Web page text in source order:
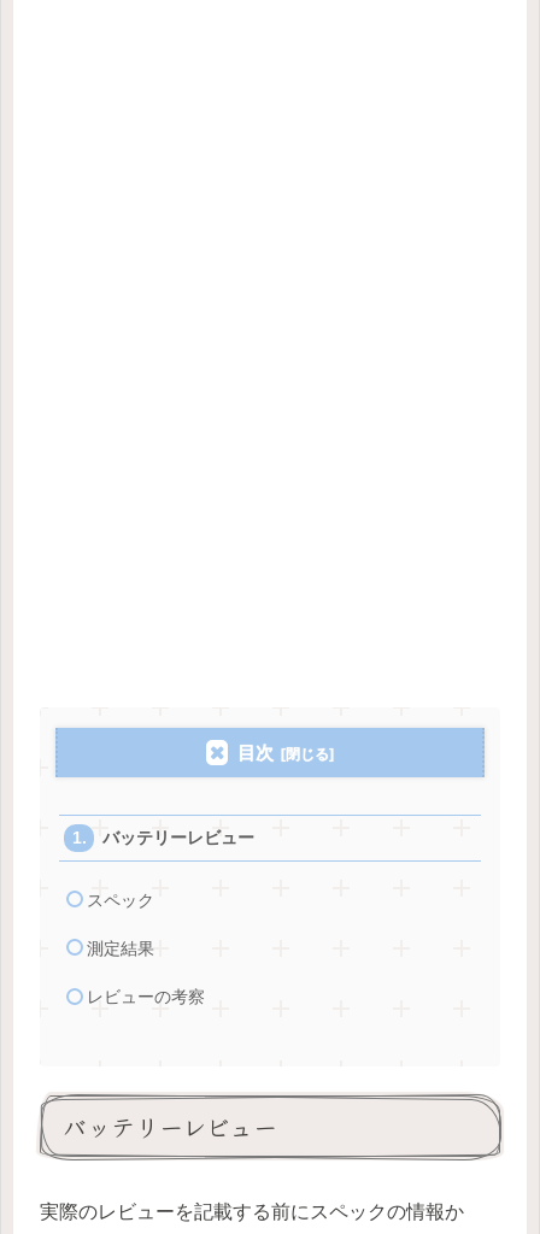
目次
バッテリーレビュー
スペック
測定結果
レビューの考察
バッテリーレビュー
実際のレビューを記載する前にスペックの情報か